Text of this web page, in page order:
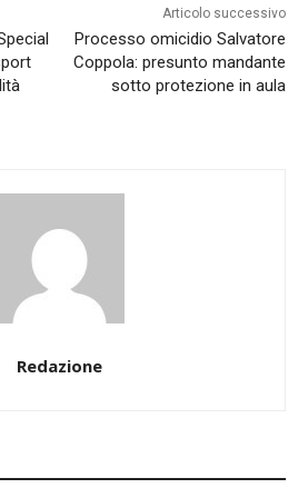
Articolo successivo
Processo omicidio Salvatore
Coppola: presunto mandante
sotto protezione in aula
Redazione